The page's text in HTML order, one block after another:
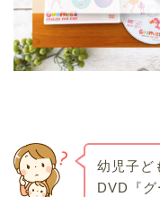
幼児子ど
DVD『